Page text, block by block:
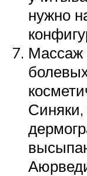
нужно
Массаж